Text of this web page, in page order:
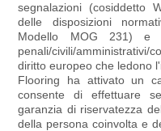
segnalazioni (cosiddetto
delle disposizioni
Modello MOG 231) e
penali/civili/
diritto europeo che ledono
Flooring ha attivato un
consente di effettuare
garanzia di riservatezza
della persona coinvolta e